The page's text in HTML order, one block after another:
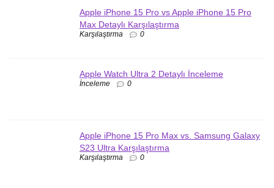
Apple iPhone 15 Pro vs Apple iPhone 15 Pro
Max Detaylı Karşılaştırma
Karşılaştırma 0
Apple Watch Ultra 2 Detaylı İnceleme
İnceleme 0
Apple iPhone 15 Pro Max vs. Samsung Galaxy
S23 Ultra Karşılaştırma
Karşılaştırma 0